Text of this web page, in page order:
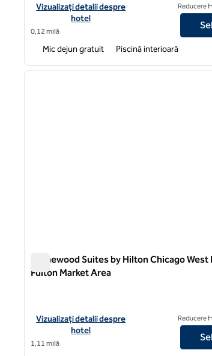
Vizualizați detaliile hotelului pentru
Vizualizați detalii despre
hotel
0,12 milă
Reducere
Mic dejun gratuit Piscină interioară
1 din 12
Homewood Suites by Hilton Chicago West
Fulton Market Area
Vizualizați detaliile hotelului pentru zona de
Vizualizați detalii despre
hotel
1,11 milă
Reducere